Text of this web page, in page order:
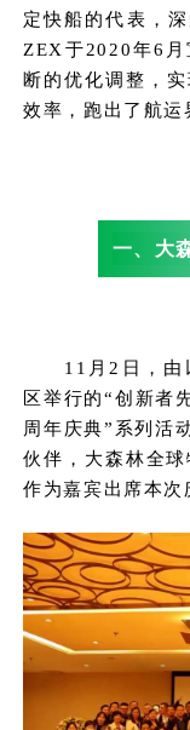
定快船的代表，
ZEX于2020年6
断的优化调整，
效率，跑出了航运
一、大
11月2日，由
区举行的“创新
周年庆典”系列活
伙伴，大森林全
作为嘉宾出席本次